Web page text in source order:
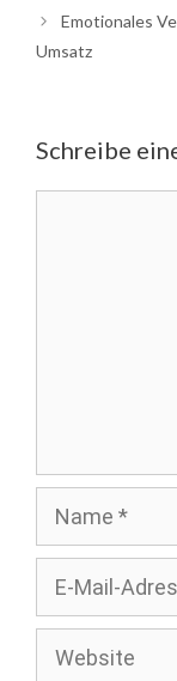
Emotionales
Umsatz
Schreibe
Mail-
Adresse